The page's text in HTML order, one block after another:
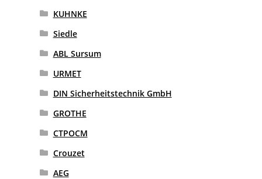
KUHNKE
Siedle
ABL Sursum
URMET
DIN Sicherheitstechnik GmbH
GROTHE
CTPOCM
Crouzet
AEG